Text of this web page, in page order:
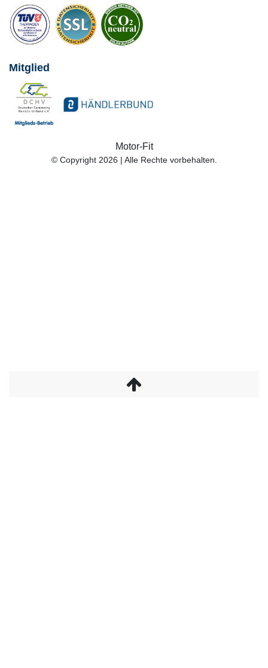
Mitglied
Motor-Fit
© Copyright 2026 | Alle Rechte vorbehalten.